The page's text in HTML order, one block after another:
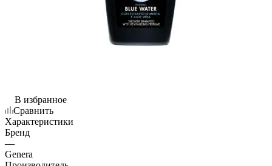
В избранное
Сравнить
Характеристики
Бренд
—
Genera